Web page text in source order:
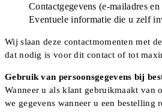
Contactgegevens (e-mailadres
Eventuele informatie die u zelf
Wij slaan deze contactmomenten met
dat nodig is voor dit contact of tot
Gebruik van persoonsgegevens bij
Wanneer u als klant gebruikmaakt van
we gegevens wanneer u een bestelling